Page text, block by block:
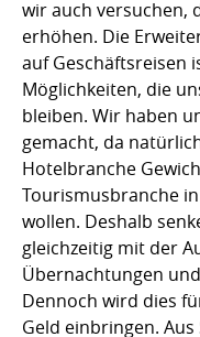
wir auch versuchen,
erhöhen. Die
auf Geschäftsreisen
Möglichkeiten, die
bleiben. Wir haben
gemacht, da
Hotelbranche
Tourismusbranche
wollen. Deshalb
gleichzeitig mit der
Übernachtungen
Dennoch wird dies
Geld einbringen. Aus